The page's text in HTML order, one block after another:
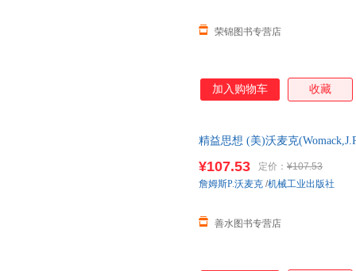
荣锦图书专营店
加入购物车 收藏
精益思想 (美)沃麦克
¥107.53 定价： ¥107.53
善水图书专营店
詹姆斯P.沃麦克 /机械工业出版社